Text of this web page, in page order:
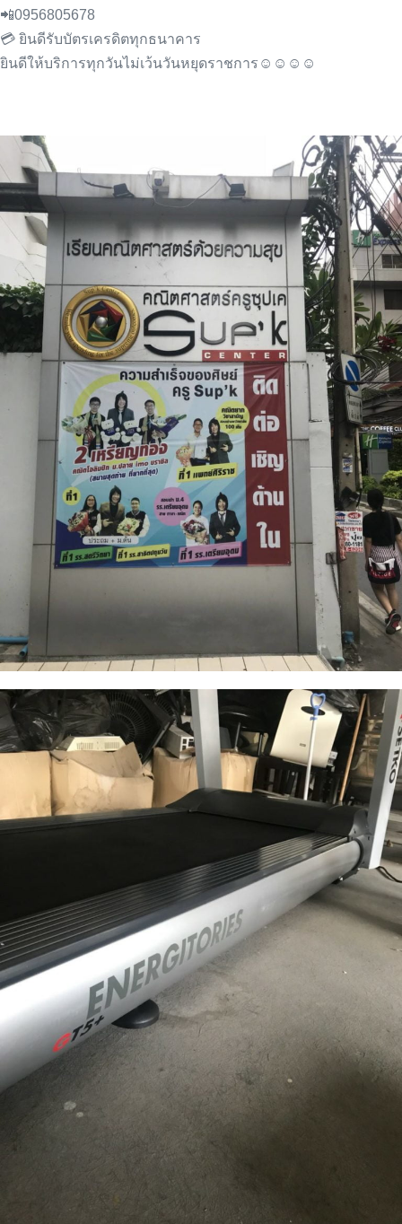
📲0956805678
💳 ยินดีรับบัตรเครดิตทุกธนาคาร
ยินดีให้บริการทุกวันไม่เว้นวันหยุดราชการ☺️☺️☺️☺️